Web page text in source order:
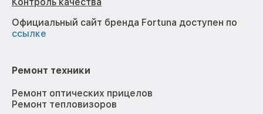
Официальный сайт бренда Fortuna доступен по
ссылке
Ремонт техники
Ремонт оптических прицелов
Ремонт тепловизоров